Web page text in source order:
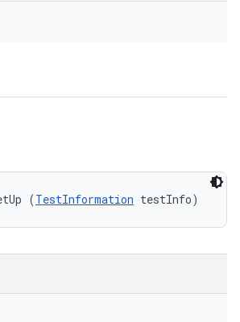
(TestInformation testInfo)